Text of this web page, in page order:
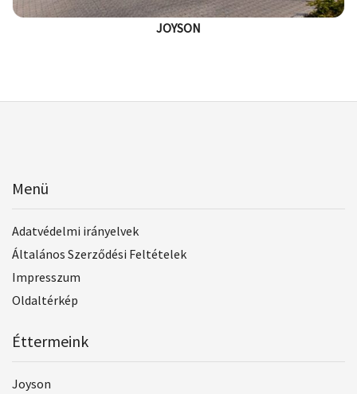
JOYSON
Menü
Adatvédelmi irányelvek
Általános Szerződési Feltételek
Impresszum
Oldaltérkép
Éttermeink
Joyson